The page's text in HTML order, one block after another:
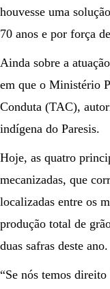
houvesse uma
70 anos e por força
Ainda sobre a
em que o Ministério
Conduta (TAC),
indígena do Paresis.
Hoje, as quatro
mecanizadas, que
localizadas entre os
produção total de
duas safras deste ano.
“Se nós temos